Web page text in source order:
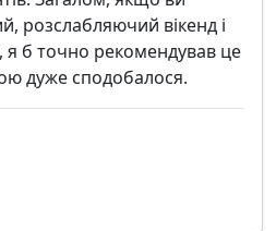
розслабляючий вікенд і
я б точно рекомендував це
дуже сподобалося.